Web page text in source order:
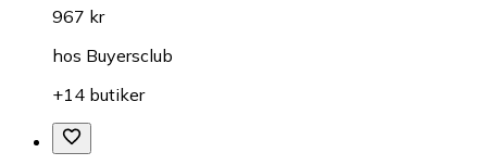
967 kr
hos Buyersclub
+14 butiker